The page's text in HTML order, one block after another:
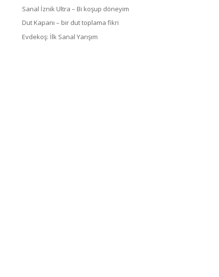
Sanal İznik Ultra – Bi koşup döneyim
Dut Kapanı – bir dut toplama fikri
Evdekoş: İlk Sanal Yarışım